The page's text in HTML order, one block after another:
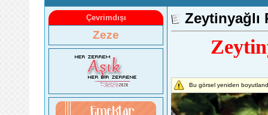
Çevrimdışı
Zeze
Zeytinyağlı
Bu görsel yeniden